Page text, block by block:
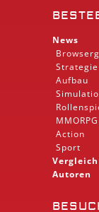
News
Strategie
Aufbau
MMORPG
Action
Sport
Vergleich
Autoren